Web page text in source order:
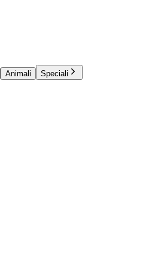
Animali
Speciali